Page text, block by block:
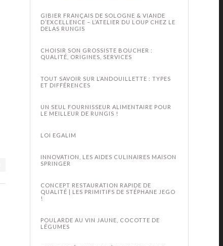
GIBIER FRANÇAIS DE SOLOGNE & VIANDE
D’EXCELLENCE – L’ATELIER DU LOUP CHEZ LE
DELAS RUNGIS
CHOISIR SON GROSSISTE BOUCHER :
QUALITÉ, ORIGINES, SERVICES
TOUT SAVOIR SUR L’ANDOUILLETTE : TYPES
ET DIFFÉRENCES
UN SEUL FOURNISSEUR ALIMENTAIRE POUR
LE MEILLEUR DE RUNGIS !
LOI EGALIM
INNOVATION, LES AIDES CULINAIRES MAISON
SPRINGER
CONCEPT RESTAURATION RAPIDE DE
QUALITÉ | LES PRIMITIFS DE STÉPHANE JEGO
!
POULARDE AU VIN JAUNE, COCOTTE DE
LÉGUMES